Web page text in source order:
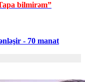
bilmirəm”
- 70 manat